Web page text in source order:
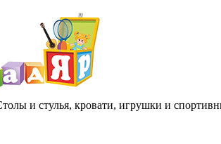
и стулья, кровати, игрушки и